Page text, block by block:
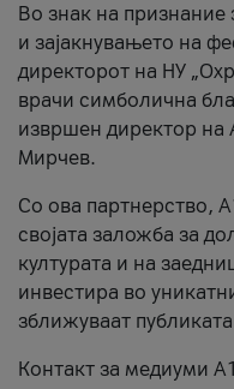
Во знак на признание
и зајакнувањето на
директорот на НУ
врачи симболична
извршен директор на
Мирчев.
Со ова партнерство,
својата заложба за
културата и на
инвестира во
зближуваат
Контакт за медиуми